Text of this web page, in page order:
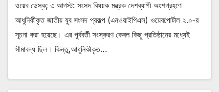
ওয়েব ডেস্ক; ৩ আগস্ট: সংসদ বিষয়ক মন্ত্রক দেশব্যাপী অংশগ্রহণে
আধুনিকীকৃত জাতীয় যুব সংসদ প্রকল্প (এনওয়াইপিএস) ওয়েবপোর্টাল ২.০-র
সূচনা করা হয়েছে। এর পূর্ববর্তী সংস্করণ কেবল কিছু প্রতিষ্ঠানের মধ্যেই
সীমাবদ্ধ ছিল। কিন্তু,আধুনিকীকৃত…